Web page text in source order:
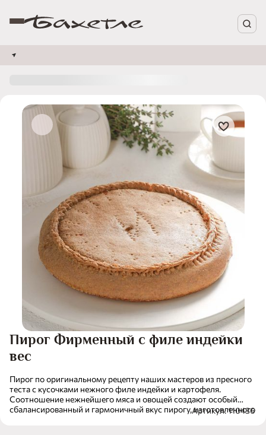
Пирог Фирменный с филе индейки
вес
Пирог по оригинальному рецепту наших мастеров из пресного
теста с кусочками нежного филе индейки и картофеля.
Соотношение нежнейшего мяса и овощей создают особый
сбалансированный и гармоничный вкус пирогу, изготовленного
Артикул: 110436